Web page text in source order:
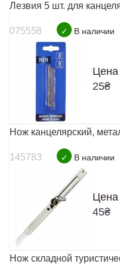
Лезвия 5 шт. для
075558 ✓ В наличии
Цена
25₴
Нож канцелярский,
145783 ✓ В наличии
Цена
45₴
Нож складной